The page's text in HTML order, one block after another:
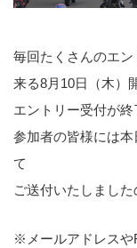
毎回たくさんのエン
来る8月10日（木）
エントリー受付が終
参加者の皆様には
て
ご送付いたしました
※メールアドレスや